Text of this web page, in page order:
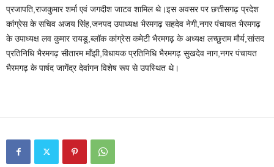
प्रजापति,राजकुमार शर्मा एवं जगदीश जाटव शामिल थे।इस अवसर पर छत्तीसगढ़ प्रदेश
कांग्रेस के सचिव अजय सिंह,जनपद उपाध्यक्ष भैरमगढ़ सहदेव नेगी,नगर पंचायत भैरमगढ़
के उपाध्यक्ष लव कुमार रायडू,ब्लॉक कांग्रेस कमेटी भैरमगढ़ के अध्यक्ष लच्छुराम मौर्य,सांसद
प्रतिनिधि भैरमगढ़ सीतारम माँझी,विधायक प्रतिनिधि भैरमगढ़ सुखदेव नाग,नगर पंचायत
भैरमगढ़ के पार्षद जागेंद्र देवांगन विशेष रूप से उपस्थित थे।